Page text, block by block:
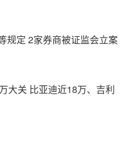
规定 2家券商被证监会立案
大关 比亚迪近18万、吉利